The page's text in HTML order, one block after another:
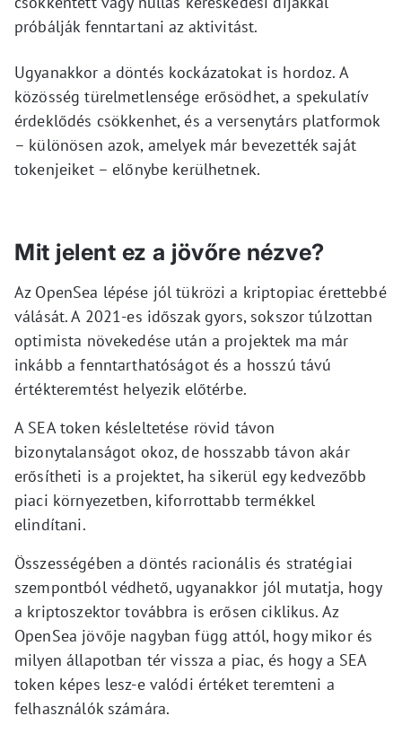
próbálják fenntartani az aktivitást.
Ugyanakkor a döntés kockázatokat is hordoz. A
közösség türelmetlensége erősödhet, a spekulatív
érdeklődés csökkenhet, és a versenytárs platformok
– különösen azok, amelyek már bevezették saját
tokenjeiket – előnybe kerülhetnek.
Mit jelent ez a jövőre nézve?
Az OpenSea lépése jól tükrözi a kriptopiac érettebbé
válását. A 2021-es időszak gyors, sokszor túlzottan
optimista növekedése után a projektek ma már
inkább a fenntarthatóságot és a hosszú távú
értékteremtést helyezik előtérbe.
A SEA token késleltetése rövid távon
bizonytalanságot okoz, de hosszabb távon akár
erősítheti is a projektet, ha sikerül egy kedvezőbb
piaci környezetben, kiforrottabb termékkel
elindítani.
Összességében a döntés racionális és stratégiai
szempontból védhető, ugyanakkor jól mutatja, hogy
a kriptoszektor továbbra is erősen ciklikus. Az
OpenSea jövője nagyban függ attól, hogy mikor és
milyen állapotban tér vissza a piac, és hogy a SEA
token képes lesz-e valódi értéket teremteni a
felhasználók számára.